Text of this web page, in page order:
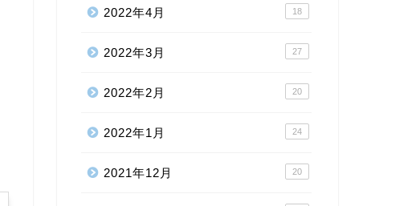
2022年4月 18
2022年3月 27
2022年2月 20
2022年1月 24
2021年12月 20